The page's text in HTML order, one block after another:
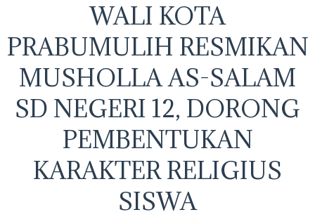
WALI KOTA
PRABUMULIH RESMIKAN
MUSHOLLA AS-SALAM
SD NEGERI 12, DORONG
PEMBENTUKAN
KARAKTER RELIGIUS
SISWA